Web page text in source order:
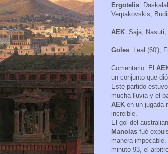
Ergotelis:
Verpakovskis,
AEK: Saja;
Goles: Leal (60'),
Comentario: El
un conjunto que
Este partido
mucha lluvia y el
AEK en un jugada
increible.
El gol del
Manolas fué
manera impecable.
minuto 93, el